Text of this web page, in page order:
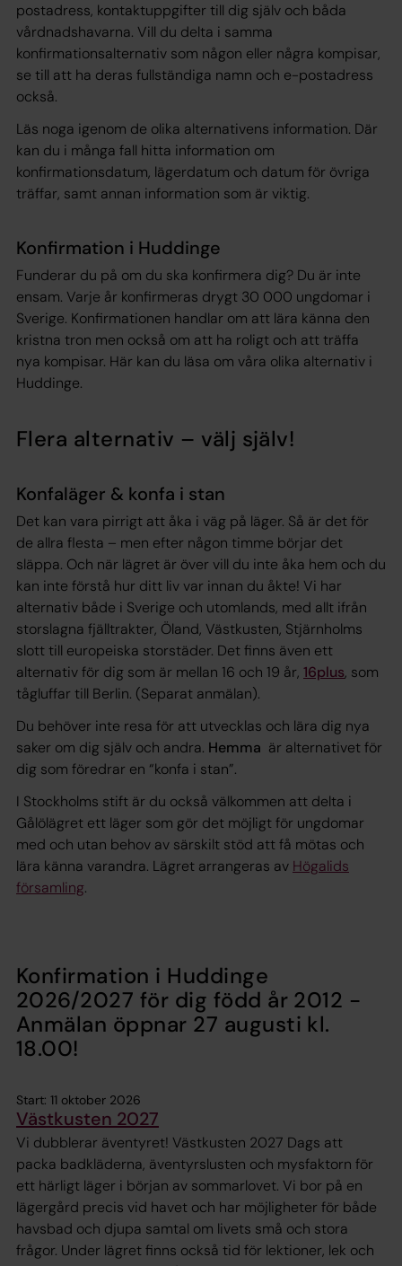
postadress, kontaktuppgifter till dig själv och båda
vårdnadshavarna. Vill du delta i samma
konfirmationsalternativ som någon eller några kompisar,
se till att ha deras fullständiga namn och e-postadress
också.
Läs noga igenom de olika alternativens information. Där
kan du i många fall hitta information om
konfirmationsdatum, lägerdatum och datum för övriga
träffar, samt annan information som är viktig.
Konfirmation i Huddinge
Funderar du på om du ska konfirmera dig? Du är inte
ensam. Varje år konfirmeras drygt 30 000 ungdomar i
Sverige. Konfirmationen handlar om att lära känna den
kristna tron men också om att ha roligt och att träffa
nya kompisar. Här kan du läsa om våra olika alternativ i
Huddinge.
Flera alternativ – välj själv!
Konfaläger & konfa i stan
Det kan vara pirrigt att åka i väg på läger. Så är det för
de allra flesta – men efter någon timme börjar det
släppa. Och när lägret är över vill du inte åka hem och du
kan inte förstå hur ditt liv var innan du åkte! Vi har
alternativ både i Sverige och utomlands, med allt ifrån
storslagna fjälltrakter, Öland, Västkusten, Stjärnholms
slott till europeiska storstäder. Det finns även ett
alternativ för dig som är mellan 16 och 19 år, 16plus, som
tågluffar till Berlin. (Separat anmälan).
Du behöver inte resa för att utvecklas och lära dig nya
saker om dig själv och andra. Hemma är alternativet för
dig som föredrar en “konfa i stan”.
I Stockholms stift är du också välkommen att delta i
Gålölägret ett läger som gör det möjligt för ungdomar
med och utan behov av särskilt stöd att få mötas och
lära känna varandra. Lägret arrangeras av Högalids
församling.
Konfirmation i Huddinge
2026/2027 för dig född år 2012 -
Anmälan öppnar 27 augusti kl.
18.00!
Start: 11 oktober 2026
Västkusten 2027
Vi dubblerar äventyret! Västkusten 2027 Dags att
packa badkläderna, äventyrslusten och mysfaktorn för
ett härligt läger i början av sommarlovet. Vi bor på en
lägergård precis vid havet och har möjligheter för både
havsbad och djupa samtal om livets små och stora
frågor. Under lägret finns också tid för lektioner, lek och